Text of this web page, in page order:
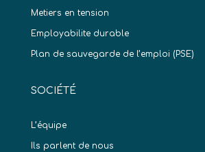
Metiers en tension
Employabilite durable
Plan de sauvegarde de l’emploi (PSE)
SOCIÉTÉ
L’équipe
Ils parlent de nous